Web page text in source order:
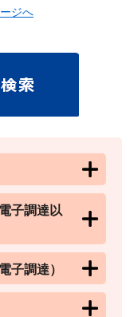
ジへ
子調達以
子調達）